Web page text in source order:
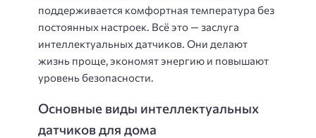
поддерживается комфортная температура без
постоянных настроек. Всё это — заслуга
интеллектуальных датчиков. Они делают
жизнь проще, экономят энергию и повышают
уровень безопасности.
Основные виды интеллектуальных
датчиков для дома